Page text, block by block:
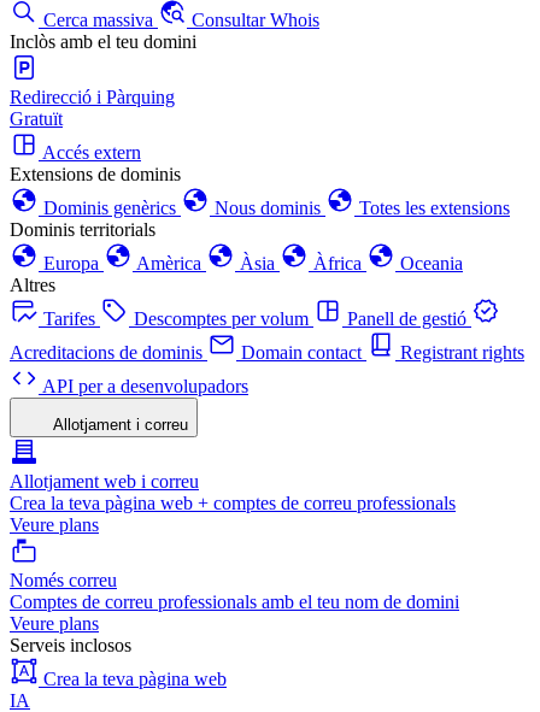
Cerca massiva
Consultar Whois
Inclòs amb el teu domini
Redirecció i Pàrquing
Gratuït
Accés extern
Extensions de dominis
Dominis genèrics
Nous dominis
Totes les extensions
Dominis territorials
Europa
Amèrica Àsia Àfrica
Oceania
Altres
Tarifes
Descomptes per volum
Panell de gestió
Acreditacions de dominis
Domain contact
Registrant rights
API per a desenvolupadors
Allotjament i correu
Allotjament web i correu
Crea la teva pàgina web + comptes de correu professionals
Veure plans
Només correu
Comptes de correu professionals amb el teu nom de domini
Veure plans
Serveis inclosos
Crea la teva pàgina web
IA